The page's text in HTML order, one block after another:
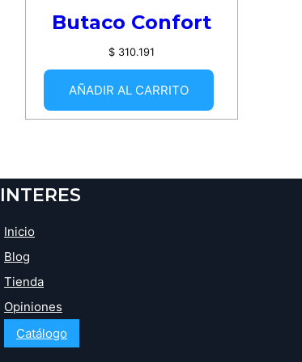
Butaco Confort
$310.191
AÑADIR AL CARRITO
INTERES
Inicio
Blog
Tienda
Opiniones
Catálogo